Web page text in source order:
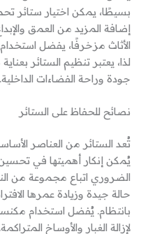
بسيطًا، يمكن اختيار ستائر
إضافة المزيد من العمق
الأثاث مزخرفًا، يفضل استخدام
لذا، يعتبر تنظيم الستائر
جودة وراحة الفضاءات الداخلية.
نصائح للحفاظ على الستائر
تُعد الستائر من العناصر
يُمكن إنكار أهميتها في تحسين
الضروري اتباع مجموعة من
حالة جيدة وزيادة عمرها
بانتظام. يُفضل استخدام مكنسة
لإزالة الغبار والأوساخ